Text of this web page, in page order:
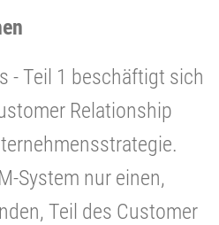
- Teil 1 beschäftigt sich
Relationship
System nur einen,
Teil des Customer